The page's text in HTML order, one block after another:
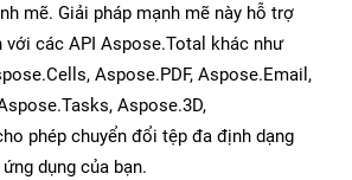
mẽ. Giải pháp mạnh mẽ này hỗ trợ
các API Aspose.Total khác như
Aspose.PDF, Aspose.Email,
Aspose.3D,
phép chuyển đổi tệp đa định dạng
dụng của bạn.